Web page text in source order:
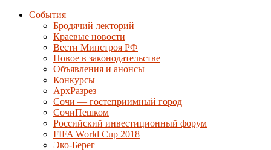
События
Бродячий лекторий
Краевые новости
Вести Минстроя РФ
Новое в законодательстве
Объявления и анонсы
Конкурсы
АрхРазрез
Сочи — гостеприимный город
СочиПешком
Российский инвестиционный форум
FIFA World Cup 2018
Эко-Берег